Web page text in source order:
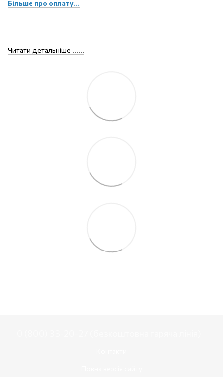
Більше про оплату...
Читати детальніше ......